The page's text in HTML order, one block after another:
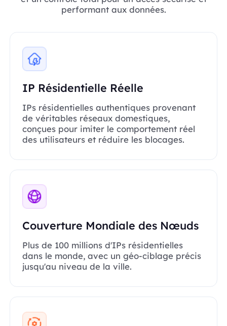
performant aux données.
IP Résidentielle Réelle
IPs résidentielles authentiques provenant
de véritables réseaux domestiques,
conçues pour imiter le comportement réel
des utilisateurs et réduire les blocages.
Couverture Mondiale des Nœuds
Plus de 100 millions d'IPs résidentielles
dans le monde, avec un géo-ciblage précis
jusqu'au niveau de la ville.